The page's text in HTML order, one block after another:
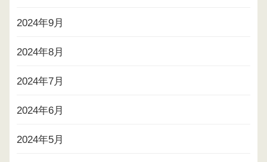
2024年9月
2024年8月
2024年7月
2024年6月
2024年5月